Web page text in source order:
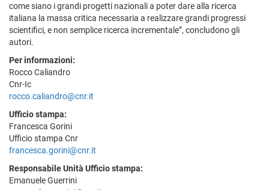
come siano i grandi progetti nazionali a poter dare alla ricerca
italiana la massa critica necessaria a realizzare grandi progressi
scientifici, e non semplice ricerca incrementale”, concludono gli
autori.
Per informazioni:
Rocco Caliandro
Cnr-Ic
rocco.caliandro@cnr.it
Ufficio stampa:
Francesca Gorini
Ufficio stampa Cnr
francesca.gorini@cnr.it
Responsabile Unità Ufficio stampa:
Emanuele Guerrini